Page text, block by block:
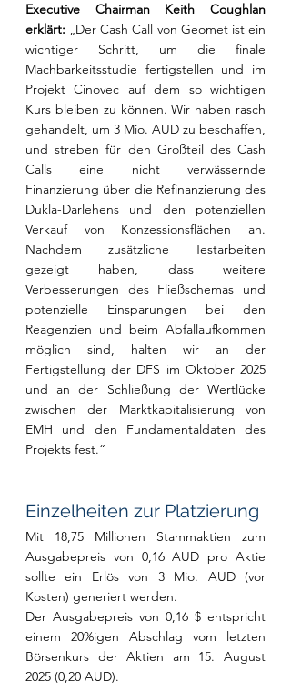
Executive Chairman Keith Coughlan
erklärt: „Der Cash Call von Geomet ist ein
wichtiger Schritt, um die finale
Machbarkeitsstudie fertigstellen und im
Projekt Cinovec auf dem so wichtigen
Kurs bleiben zu können. Wir haben rasch
gehandelt, um 3 Mio. AUD zu beschaffen,
und streben für den Großteil des Cash
Calls eine nicht verwässernde
Finanzierung über die Refinanzierung des
Dukla-Darlehens und den potenziellen
Verkauf von Konzessionsflächen an.
Nachdem zusätzliche Testarbeiten
gezeigt haben, dass weitere
Verbesserungen des Fließschemas und
potenzielle Einsparungen bei den
Reagenzien und beim Abfallaufkommen
möglich sind, halten wir an der
Fertigstellung der DFS im Oktober 2025
und an der Schließung der Wertlücke
zwischen der Marktkapitalisierung von
EMH und den Fundamentaldaten des
Projekts fest.“
Einzelheiten zur Platzierung
Mit 18,75 Millionen Stammaktien zum
Ausgabepreis von 0,16 AUD pro Aktie
sollte ein Erlös von 3 Mio. AUD (vor
Kosten) generiert werden.
Der Ausgabepreis von 0,16 $ entspricht
einem 20%igen Abschlag vom letzten
Börsenkurs der Aktien am 15. August
2025 (0,20 AUD).